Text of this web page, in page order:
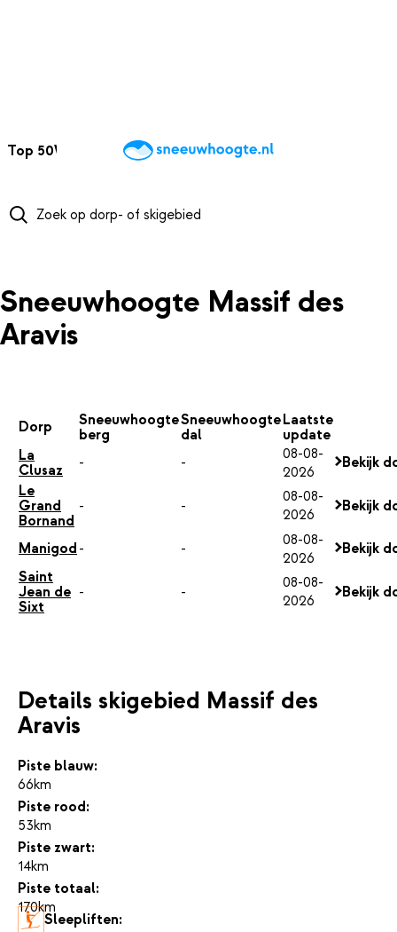
Top 50Webcams WintersportweerKaarten
Sneeuwhoogte Massif des
Aravis
Dorp
Sneeuwhoogte
berg
Sneeuwhoogte
dal
Laatste
update
La
Clusaz
- -
08-08-
2026
Bekijk
Le
Grand
Bornand
- -
08-08-
2026
Bekijk
Manigod - -
08-08-
2026
Bekijk
Saint
Jean de
Sixt
- -
08-08-
2026
Bekijk
Details skigebied Massif des
Aravis
Piste blauw:
66km
Piste rood:
53km
Piste zwart:
14km
Piste totaal:
170km
Sleepliften: